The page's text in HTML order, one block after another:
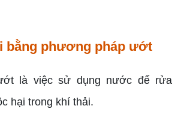
bằng phương pháp ướt
là việc sử dụng nước để rửa
hại trong khí thải.